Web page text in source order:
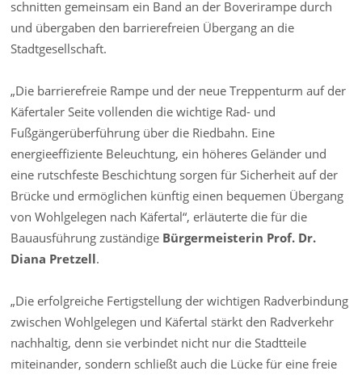
schnitten gemeinsam ein Band an der Boverirampe durch
und übergaben den barrierefreien Übergang an die
Stadtgesellschaft.
„Die barrierefreie Rampe und der neue Treppenturm auf der
Käfertaler Seite vollenden die wichtige Rad- und
Fußgängerüberführung über die Riedbahn. Eine
energieeffiziente Beleuchtung, ein höheres Geländer und
eine rutschfeste Beschichtung sorgen für Sicherheit auf der
Brücke und ermöglichen künftig einen bequemen Übergang
von Wohlgelegen nach Käfertal“, erläuterte die für die
Bauausführung zuständige Bürgermeisterin Prof. Dr.
Diana Pretzell.
„Die erfolgreiche Fertigstellung der wichtigen Radverbindung
zwischen Wohlgelegen und Käfertal stärkt den Radverkehr
nachhaltig, denn sie verbindet nicht nur die Stadtteile
miteinander, sondern schließt auch die Lücke für eine freie